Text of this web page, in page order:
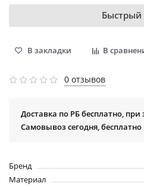
Быстрый
В закладки В
0 отзывов
Доставка по РБ бесплатно, при
Самовывоз сегодня, бесплатно
Бренд
Материал